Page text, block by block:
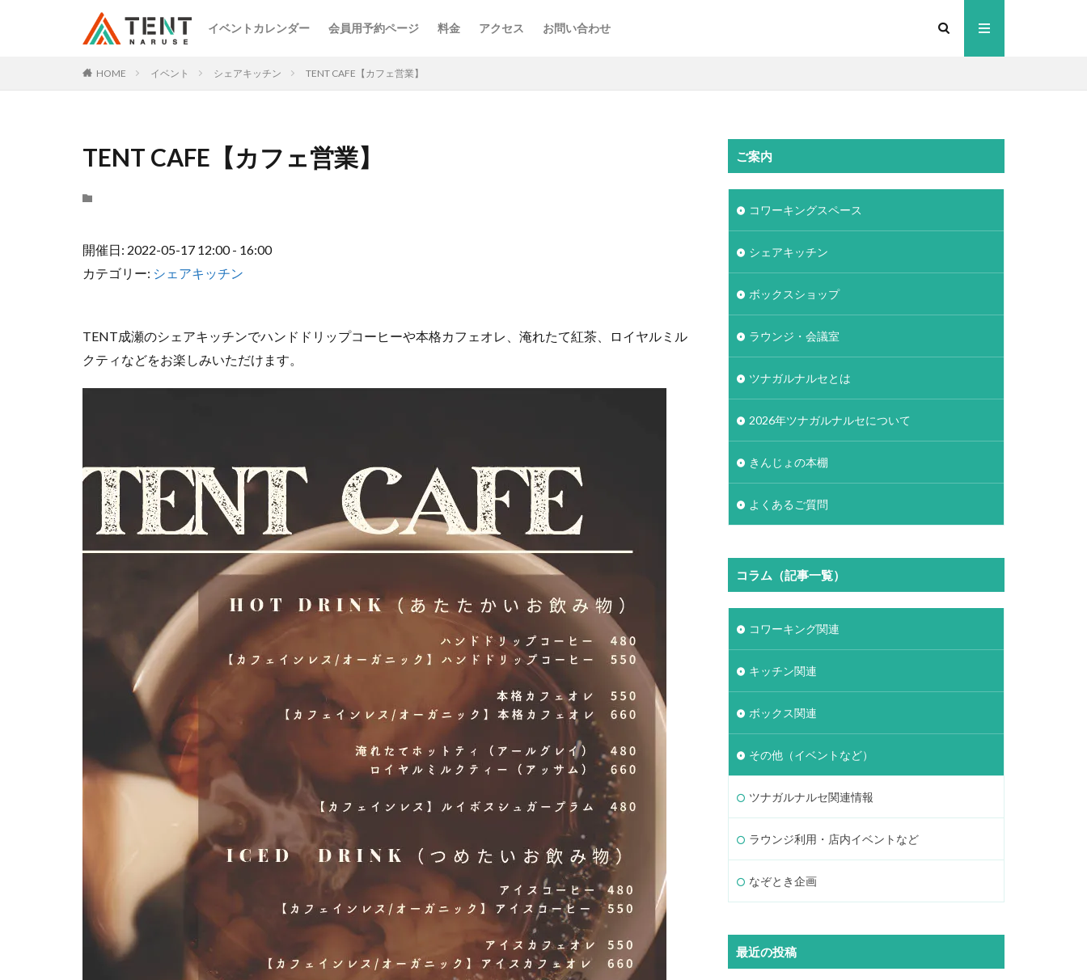
イベントカレンダー 会員用予約ページ 料金 アクセス お問い合わせ
HOME イベント シェアキッチン TENT CAFE【カフェ営業】
TENT CAFE【カフェ営業】
開催日: 2022-05-17 12:00 - 16:00
カテゴリー: シェアキッチン
TENT成瀬のシェアキッチンでハンドドリップコーヒーや本格カフェオレ、淹れたて紅茶、ロイヤルミル
クティなどをお楽しみいただけます。
ご案内
コワーキングスペース
シェアキッチン
ボックスショップ
ラウンジ・会議室
ツナガルナルセとは
2026年ツナガルナルセについて
きんじょの本棚
よくあるご質問
コラム（記事一覧）
コワーキング関連
キッチン関連
ボックス関連
その他（イベントなど）
ツナガルナルセ関連情報
ラウンジ利用・店内イベントなど
なぞとき企画
最近の投稿